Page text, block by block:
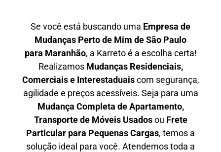
Se você está buscando uma Empresa de
Mudanças Perto de Mim de São Paulo
para Maranhão, a Karreto é a escolha certa!
Realizamos Mudanças Residenciais,
Comerciais e Interestaduaiscom segurança,
agilidade e preços acessíveis. Seja para uma
Mudança Completa de Apartamento,
Transporte de Móveis Usadosou Frete
Particular para Pequenas Cargas, temos a
solução ideal para você. Atendemostoda a